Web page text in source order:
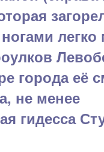
легко
города её
не менее
гидесса